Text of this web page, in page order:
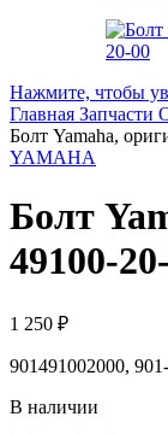
Нажмите, чтобы
Главная Запчасти
Болт Yamaha,
YAMAHA
Болт
49100-
1 250 ₽
901491002000,
В наличии